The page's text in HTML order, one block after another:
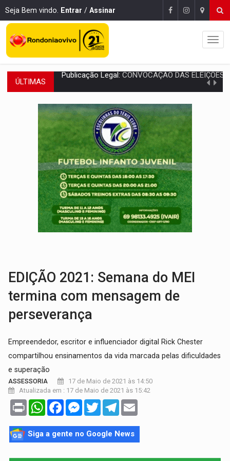
Seja Bem vindo. Entrar / Assinar
ÚLTIMAS RO EMPREENDEDORA: 2ª edição da feira começa nesta quinta-feira (6) no
FORTALECIMENTO:Contratação de novos servidores reforça equipes do Cad
VÍDEO: Condutor de carro avança cruzamento e deixa
'OS OLHOS DO BRASIL':Emanuel Neri transforma indignação e esperança em
SOB INVESTIGAÇÃO:Dentista de PVH é denunciado por transmitir HIV
ESQUEMA DE FRAUDES:Polícia Civil deflagra a terceira fase da
ASSESSOR FLAGRADO:Empresa e ONG que recebeu R$ 12 mi em emendas
INFLUENCIARIA ELEIÇÕES:Justiça Eleitoral manda tirar vídeo com suposta
EDIÇÃO 2021: Semana do MEI
termina com mensagem de
perseverança
Empreendedor, escritor e influenciador digital Rick Chester
compartilhou ensinamentos da vida marcada pelas dificuldades
e superação
ASSESSORIA
17 de Maio de 2021 às 14:50
Atualizada em : 17 de Maio de 2021 às 15:42
Print WhatsAppFacebookMessenger
TwitterTelegram
Siga a gente no Google News